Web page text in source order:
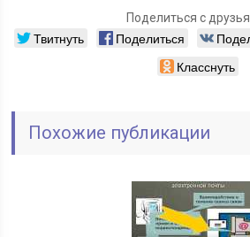
Поделиться с
Твитнуть Поделиться
Класснуть
Похожие публикации